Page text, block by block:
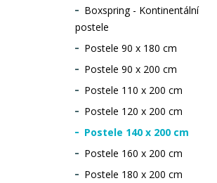
Boxspring - Kontinentální
postele
Postele 90 x 180 cm
Postele 90 x 200 cm
Postele 110 x 200 cm
Postele 120 x 200 cm
Postele 140 x 200 cm
Postele 160 x 200 cm
Postele 180 x 200 cm